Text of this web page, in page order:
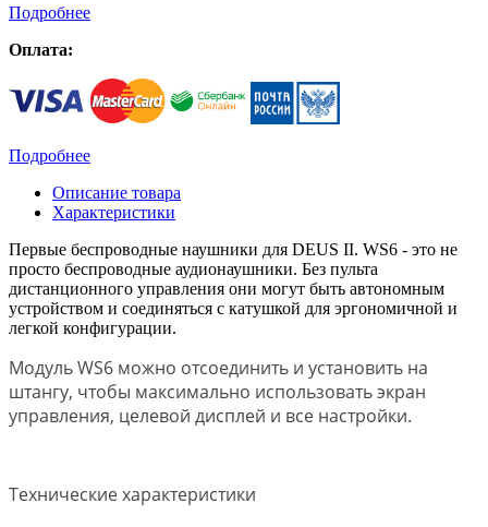
Подробнее
Оплата:
Подробнее
Описание товара
Характеристики
Первые беспроводные наушники для DEUS II. WS6 - это не
просто беспроводные аудионаушники. Без пульта
дистанционного управления они могут быть автономным
устройством и соединяться с катушкой для эргономичной и
легкой конфигурации.
Модуль WS6 можно отсоединить и установить на
штангу, чтобы максимально использовать экран
управления, целевой дисплей и все настройки.
Технические характеристики